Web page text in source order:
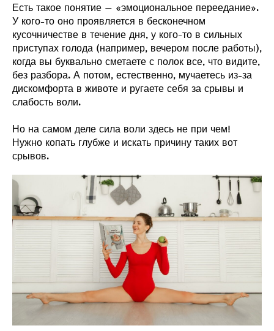
Есть такое понятие – «эмоциональное переедание».
У кого-то оно проявляется в бесконечном
кусочничестве в течение дня, у кого-то в сильных
приступах голода (например, вечером после работы),
когда вы буквально сметаете с полок все, что видите,
без разбора. А потом, естественно, мучаетесь из-за
дискомфорта в животе и ругаете себя за срывы и
слабость воли.
Но на самом деле сила воли здесь не при чем!
Нужно копать глубже и искать причину таких вот
срывов.